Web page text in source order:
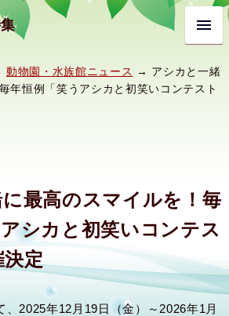
動物園・水族館ニュース → アシカと一緒
年恒例「笑うアシカと初笑いコンテスト
最高のスマイルを！毎
シカと初笑いコンテス
決定
、2025年12月19日（金）～2026年1月